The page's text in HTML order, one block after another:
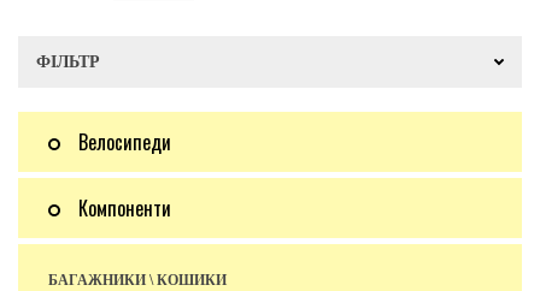
ФІЛЬТР
Велосипеди
Компоненти
БАГАЖНИКИ \ КОШИКИ